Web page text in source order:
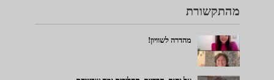
מהתקשורת
מהדרה לשוויון!